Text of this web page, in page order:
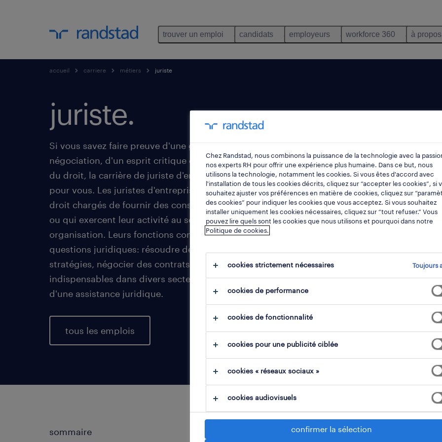
trouver un emploi candidats employeurs workforce 360 à
accueil carriere métiers juriste
juriste.
Si vous savez faire preuve d'une grande capacité de
négociation, d'un esprit critique et d'une bonne connaissance
du droit, la carrière de juriste d'entreprise est peut-être faite
pour vous. Les juristes d'entreprise sont des spécialistes du
droit chargés de fournir des conseils juridiques aux entreprises
ou qui exercent leur activité au sein du service juridique d'une
organisation. Leurs fonctions consistent à gérer diverses
questions juridiques: résoudre des litiges, évaluer des
stratégies, négocier des contrats... Les conseillers sont
indispensables dans divers secteurs d'activité ayant besoin
d'une assistance juridique.
tous les emplois
sommaire qu’est-ce qu’un juriste?
Chez Randstad, nous combinons la puissance de la technologie avec la
nos experts RH pour offrir une expérience plus humaine. Dans ce but, nous
utilisons la technologie, notamment les cookies. Si vous êtes d'accord avec
l'installation de tous les cookies décrits, cliquez sur “accepter les cookies”, si
souhaitez ajuster vos préférences en matière de cookies, cliquez sur
des cookies” pour indiquer les cookies que vous acceptez. Si vous souhaitez
installer uniquement les cookies nécessaires, cliquez sur “tout refuser.” Vous
pouvez lire quels sont les cookies que nous utilisons et pourquoi dans notre
Politique de cookies.
cookies strictement nécessaires Toujours
cookies de performance
cookies de fonctionnalité
cookies pour une publicité ciblée
cookies « réseaux sociaux »
cookies audiovisuels
confirmer la sélection